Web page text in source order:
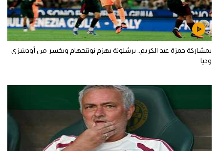
بمشاركة حمزة عبد الكريم.. برشلونة يهزم نوتنجهام ويخسر من أودينيزي
وديا